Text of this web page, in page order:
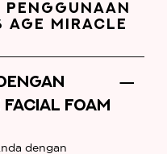
AGE MIRACLE
FOAM
dengan